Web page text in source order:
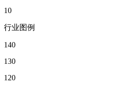
10
行业图例
140
130
120